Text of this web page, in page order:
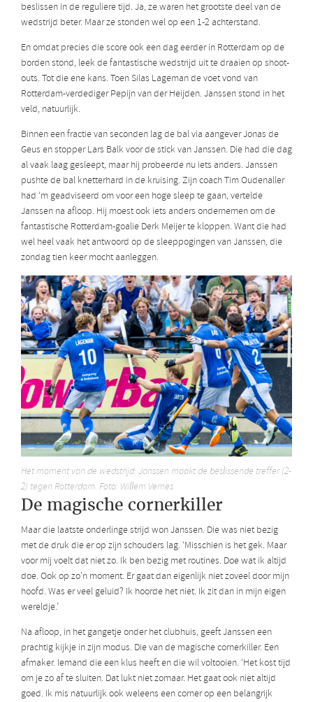
beslissen in de reguliere tijd. Ja, ze waren het grootste deel van de
wedstrijd beter. Maar ze stonden wel op een 1-2 achterstand.
En omdat precies die score ook een dag eerder in Rotterdam op de
borden stond, leek de fantastische wedstrijd uit te draaien op shoot-
outs. Tot die ene kans. Toen Silas Lageman de voet vond van
Rotterdam-verdediger Pepijn van der Heijden. Janssen stond in het
veld, natuurlijk.
Binnen een fractie van seconden lag de bal via aangever Jonas de
Geus en stopper Lars Balk voor de stick van Janssen. Die had die dag
al vaak laag gesleept, maar hij probeerde nu iets anders. Janssen
pushte de bal knetterhard in de kruising. Zijn coach Tim Oudenaller
had ‘m geadviseerd om voor een hoge sleep te gaan, vertelde
Janssen na afloop. Hij moest ook iets anders ondernemen om de
fantastische Rotterdam-goalie Derk Meijer te kloppen. Want die had
wel heel vaak het antwoord op de sleeppogingen van Janssen, die
zondag tien keer mocht aanleggen.
Het moment van de wedstrijd: Janssen maakt de beslissende treffer (2-
2) tegen Rotterdam. Foto: Willem Vernes
De magische cornerkiller
Maar die laatste onderlinge strijd won Janssen. Die was niet bezig
met de druk die er op zijn schouders lag. ‘Misschien is het gek. Maar
voor mij voelt dat niet zo. Ik ben bezig met routines. Doe wat ik altijd
doe. Ook op zo’n moment. Er gaat dan eigenlijk niet zoveel door mijn
hoofd. Was er veel geluid? Ik hoorde het niet. Ik zit dan in mijn eigen
wereldje.’
Na afloop, in het gangetje onder het clubhuis, geeft Janssen een
prachtig kijkje in zijn modus. Die van de magische cornerkiller. Een
afmaker. Iemand die een klus heeft en die wil voltooien. ‘Het kost tijd
om je zo af te sluiten. Dat lukt niet zomaar. Het gaat ook niet altijd
goed. Ik mis natuurlijk ook weleens een corner op een belangrijk